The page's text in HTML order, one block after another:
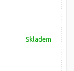
Skladem